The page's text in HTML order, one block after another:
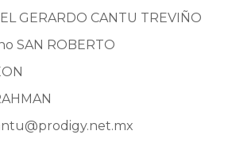
GERARDO CANTU TREVIÑO
SAN ROBERTO